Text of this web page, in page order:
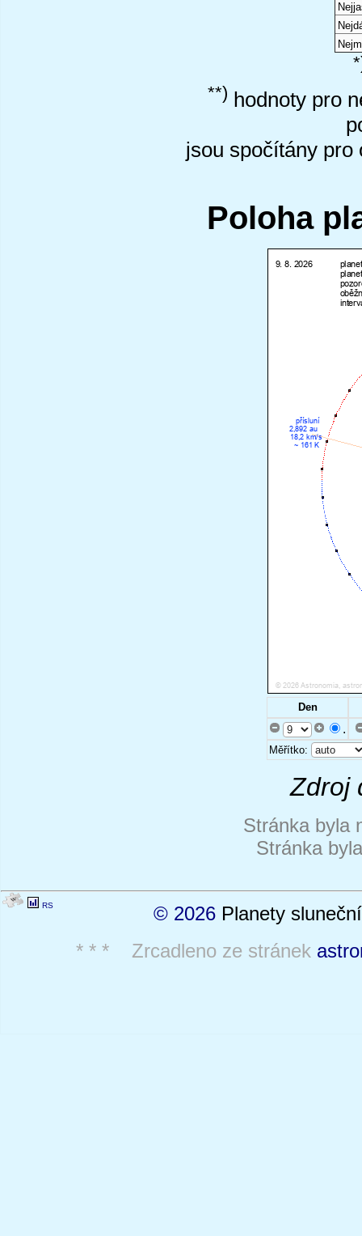
**) hodnoty pro
jsou spočítány pro
Poloha
Den
.
Měřítko:
Zdroj
Stránka byla
Stránka
RS © 2026 Planety
* * * Zrcadleno ze stránek